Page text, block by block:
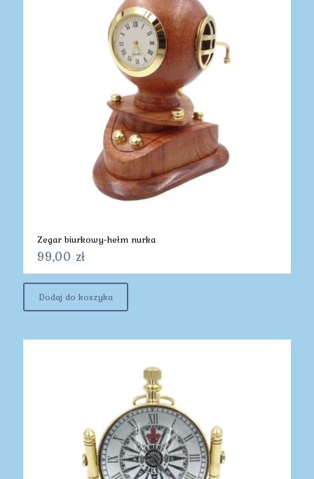
Zegar biurkowy-hełm nurka
99,00 zł
Dodaj do koszyka